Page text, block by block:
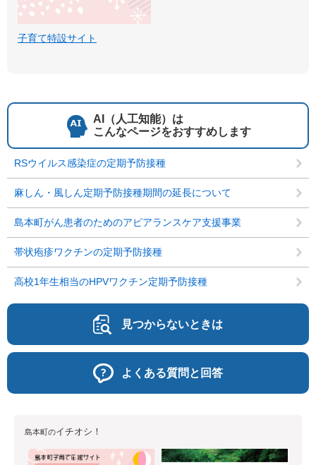
子育て特設サイト
AI（人工知能）は
こんなページをおすすめします
RSウイルス感染症の定期予防接種
麻しん・風しん定期予防接種期間の延長について
島本町がん患者のためのアピアランスケア支援事業
帯状疱疹ワクチンの定期予防接種
高校1年生相当のHPVワクチン定期予防接種
見つからないときは
よくある質問と回答
島本町のイチオシ！